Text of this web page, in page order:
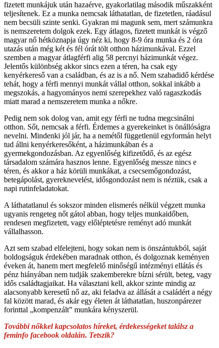
fizetett munkájuk után hazaérve, gyakorlatilag második műszakként
teljesítenek. Ez a munka nemcsak láthatatlan, de fizetetlen, ráadásul
nem becsüli szinte senki. Gyakran mi magunk sem, mert számunkra
is nemszeretem dolgok ezek. Egy átlagos, fizetett munkát is végző
magyar nő hétköznapja úgy néz ki, hogy 8-9 óra munka és 2 óra
utazás után még két és fél órát tölt otthon házimunkával. Ezzel
szemben a magyar átlagférfi alig 58 percnyi házimunkát végez.
Jelentős különbség akkor sincs ezen a téren, ha csak egy
kenyérkereső van a családban, és az is a nő. Nem szabadidő kérdése
tehát, hogy a férfi mennyi munkát vállal otthon, sokkal inkább a
megszokás, a hagyományos nemi szerepekhez való ragaszkodás
miatt marad a nemszeretem munka a nőkre.
Pedig nem sok dolog van, amit egy férfi ne tudna megcsinálni
otthon. Sőt, nemcsak a férfi. Érdemes a gyerekeinket is önállóságra
nevelni. Mindenki jól jár, ha a nemétől függetlenül egyformán helyt
tud állni kenyérkeresőként, a házimunkában és a
gyermekgondozásban. Az egyenlőség kifizetődő, és az egész
társadalom számára hasznos lenne. Egyenlőség messze nincs e
téren, és akkor a ház körüli munkákat, a csecsemőgondozást,
betegápolást, gyereknevelést, idősgondozást nem is néztük, csak a
napi rutinfeladatokat.
A láthatatlanul és sokszor minden elismerés nélkül végzett munka
ugyanis rengeteg nőt gátol abban, hogy teljes munkaidőben,
rendesen megfizetett, vagy előléptetésre reményt adó munkát
vállalhasson.
Azt sem szabad elfelejteni, hogy sokan nem is önszántukból, saját
boldogságuk érdekében maradnak otthon, és dolgoznak keményen
éveken át, hanem mert megfelelő minőségű intézményi ellátás és
pénz hiányában nem tudják szakemberekre bízni sérült, beteg, vagy
idős családtagjaikat. Ha választani kell, akkor szinte mindig az
alacsonyabb keresetű nő az, aki feladva az állását a családért a négy
fal között marad, és akár egy életen át láthatatlan, huszonpárezer
forinttal „kompenzált” munkára kényszerül.
További nőkkel kapcsolatos híreket, érdekességeket találsz a
feminfo facebook oldalán. Tetszik?